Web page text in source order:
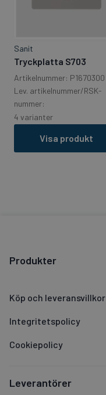
Sanit
Tryckplatta S703
Artikelnummer: P1670300
Lev. artikelnummer/RSK-
nummer:
4 varianter
Visa produkt
Produkter
Köp och leveransvillkor
Integritetspolicy
Cookiepolicy
Leverantörer